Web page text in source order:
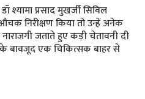
प्रसाद मुखर्जी सिविल
निरीक्षण किया तो उन्हें अनेक
जताते हुए कड़ी चेतावनी दी
के बावजूद एक चिकित्सक बाहर से